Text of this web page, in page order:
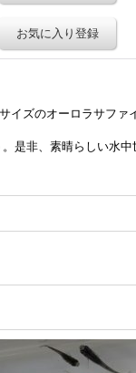
お気に入り登録
イズのオーロラサファ
是非、素晴らしい水中